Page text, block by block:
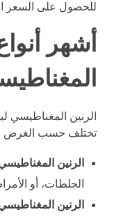
للحصول على السعر
أشهر
الرنين المغناطيسي
تختلف حسب الغرض
الرنين
الجلطات، أو
الرنين